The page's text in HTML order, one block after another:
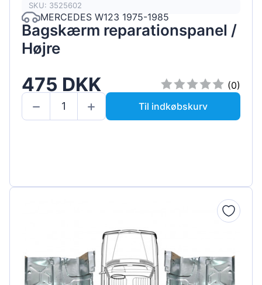
SKU: 3525602
MERCEDES W123 1975-1985
Bagskærm reparationspanel /
Højre
475 DKK
(0)
Til indkøbskurv